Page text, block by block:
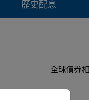
歷史配息
全球債券